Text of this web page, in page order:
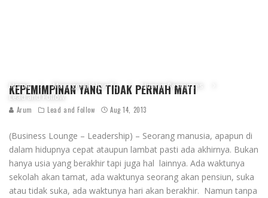
Home Managerial How To
Human Resources
Lead and Follow
KEPEMIMPINAN YANG TIDAK PERNAH MATI
Arum Lead and Follow Aug 14, 2013
(Business Lounge – Leadership) – Seorang manusia, apapun di
dalam hidupnya cepat ataupun lambat pasti ada akhirnya. Bukan
hanya usia yang berakhir tapi juga hal lainnya. Ada waktunya
sekolah akan tamat, ada waktunya seorang akan pensiun, suka
atau tidak suka, ada waktunya hari akan berakhir. Namun tanpa